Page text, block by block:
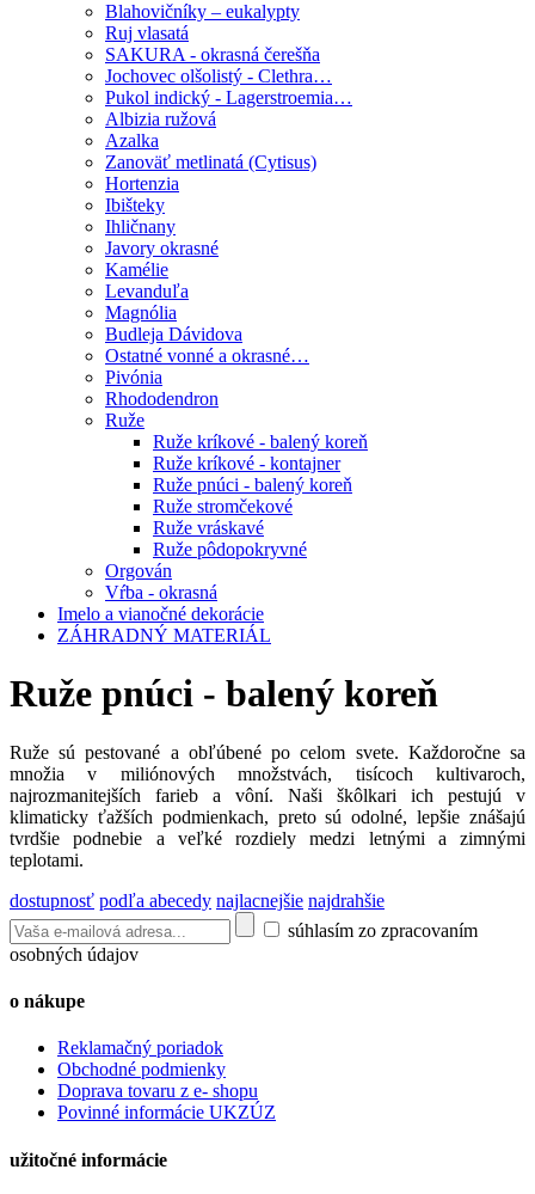
Blahovičníky – eukalypty
Ruj vlasatá
SAKURA - okrasná čerešňa
Jochovec olšolistý - Clethra…
Pukol indický - Lagerstroemia…
Albizia ružová
Azalka
Zanoväť metlinatá (Cytisus)
Hortenzia
Ibišteky
Ihličnany
Javory okrasné
Kamélie
Levanduľa
Magnólia
Budleja Dávidova
Ostatné vonné a okrasné…
Pivónia
Rhododendron
Ruže
Ruže kríkové - balený koreň
Ruže kríkové - kontajner
Ruže pnúci - balený koreň
Ruže stromčekové
Ruže vráskavé
Ruže pôdopokryvné
Orgován
Vŕba - okrasná
Imelo a vianočné dekorácie
ZÁHRADNÝ MATERIÁL
Ruže pnúci - balený koreň
Ruže sú pestované a obľúbené po celom svete. Každoročne sa
množia v miliónových množstvách, tisícoch kultivaroch,
najrozmanitejších farieb a vôní. Naši škôlkari ich pestujú v
klimaticky ťažších podmienkach, preto sú odolné, lepšie znášajú
tvrdšie podnebie a veľké rozdiely medzi letnými a zimnými
teplotami.
dostupnosť podľa abecedy najlacnejšie najdrahšie
súhlasím zo zpracovaním
osobných údajov
o nákupe
Reklamačný poriadok
Obchodné podmienky
Doprava tovaru z e- shopu
Povinné informácie UKZÚZ
užitočné informácie